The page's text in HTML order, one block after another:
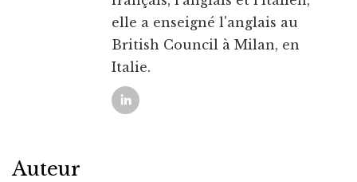
elle a enseigné l'anglais au
British Council à Milan, en
Italie.
Auteur